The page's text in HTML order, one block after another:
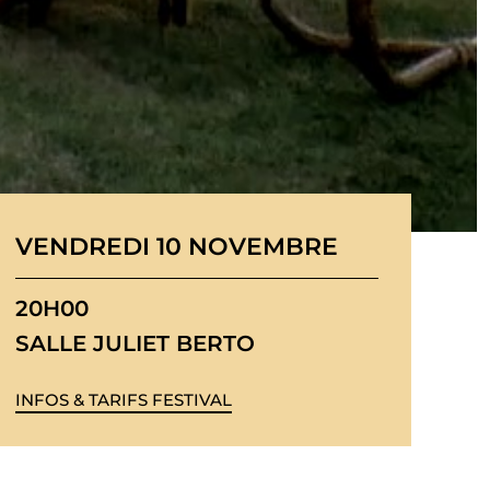
VENDREDI 10 NOVEMBRE
20H00
SALLE JULIET BERTO
INFOS & TARIFS FESTIVAL